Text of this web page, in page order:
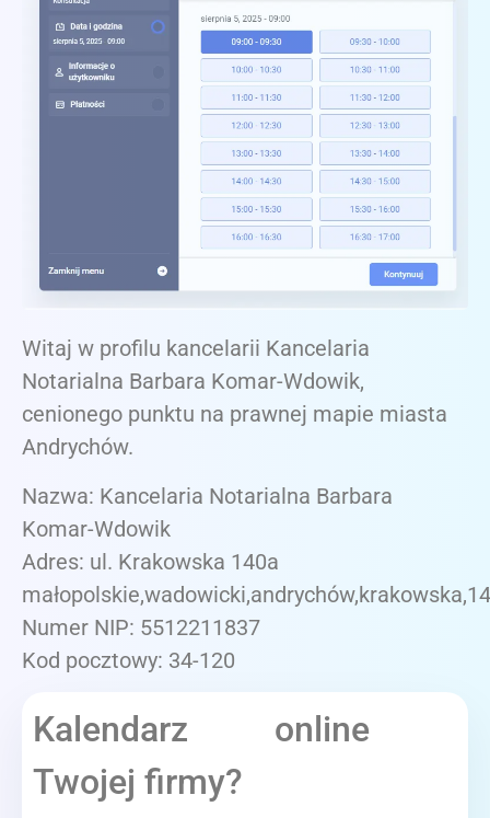
Witaj w profilu kancelarii Kancelaria
Notarialna Barbara Komar-Wdowik,
cenionego punktu na prawnej mapie miasta
Andrychów.
Nazwa: Kancelaria Notarialna Barbara
Komar-Wdowik
Adres: ul. Krakowska 140a
Numer NIP: 5512211837
Kod pocztowy: 34-120
Kalendarz online
Twojej firmy?